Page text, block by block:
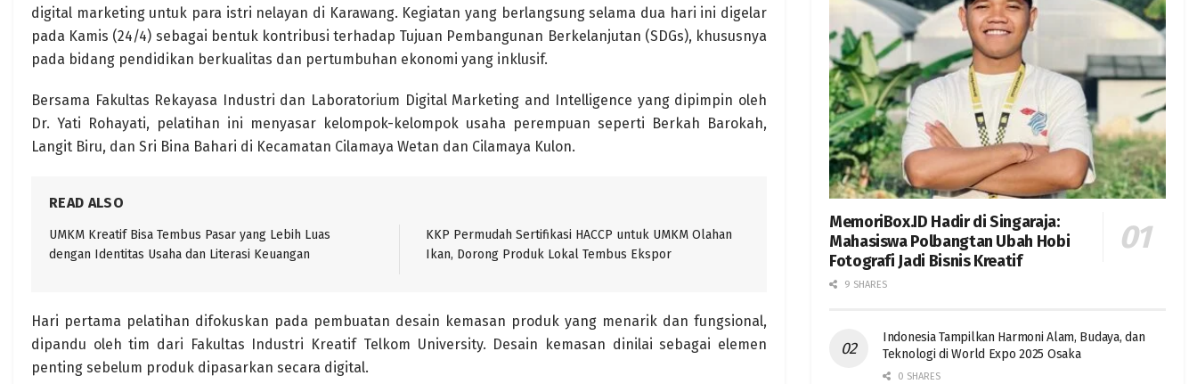
digital marketing untuk para istri nelayan di Karawang. Kegiatan yang berlangsung selama dua hari ini digelar
pada Kamis (24/4) sebagai bentuk kontribusi terhadap Tujuan Pembangunan Berkelanjutan (SDGs), khususnya
pada bidang pendidikan berkualitas dan pertumbuhan ekonomi yang inklusif.
Bersama Fakultas Rekayasa Industri dan Laboratorium Digital Marketing and Intelligence yang dipimpin oleh
Dr. Yati Rohayati, pelatihan ini menyasar kelompok-kelompok usaha perempuan seperti Berkah Barokah,
Langit Biru, dan Sri Bina Bahari di Kecamatan Cilamaya Wetan dan Cilamaya Kulon.
READ ALSO
UMKM Kreatif Bisa Tembus Pasar yang Lebih Luas
dengan Identitas Usaha dan Literasi Keuangan
KKP Permudah Sertifikasi HACCP untuk UMKM Olahan
Ikan, Dorong Produk Lokal Tembus Ekspor
Hari pertama pelatihan difokuskan pada pembuatan desain kemasan produk yang menarik dan fungsional,
dipandu oleh tim dari Fakultas Industri Kreatif Telkom University. Desain kemasan dinilai sebagai elemen
penting sebelum produk dipasarkan secara digital.
MemoriBox.ID Hadir di Singaraja:
Mahasiswa Polbangtan Ubah Hobi
Fotografi Jadi Bisnis Kreatif
9 SHARES
Indonesia Tampilkan Harmoni Alam, Budaya, dan
Teknologi di World Expo 2025 Osaka
0 SHARES